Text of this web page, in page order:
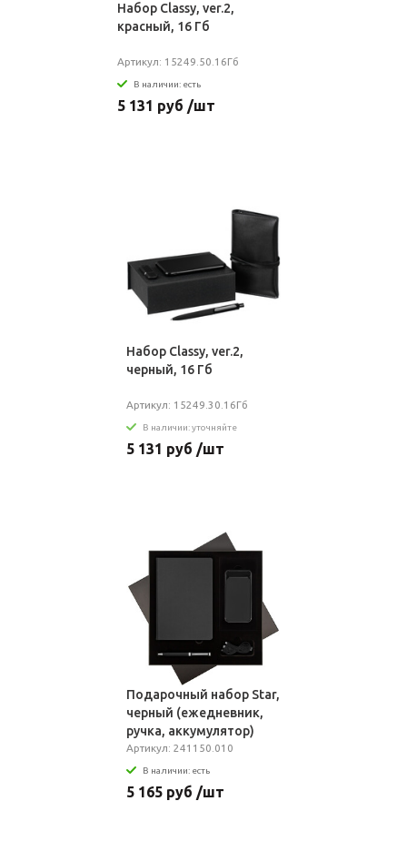
Набор Classy, ver.2,
красный, 16 Гб
Артикул: 15249.50.16Гб
В наличии: есть
5 131 руб /шт
Набор Classy, ver.2,
черный, 16 Гб
Артикул: 15249.30.16Гб
В наличии: уточняйте
5 131 руб /шт
Подарочный набор Star,
черный (ежедневник,
ручка, аккумулятор)
Артикул: 241150.010
В наличии: есть
5 165 руб /шт